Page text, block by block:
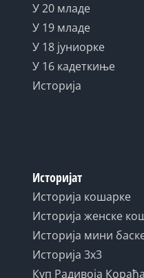
У 20 младе
У 19 младе
У 18 јуниорке
У 16 кадеткиње
Историја
Историјат
Историја кошарке
Историја женске
Историја мини
Историја 3x3
Куп Радивоја Кораћа